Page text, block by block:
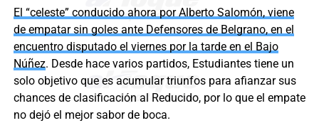
El “celeste” conducido ahora por Alberto Salomón, viene
de empatar sin goles ante Defensores de Belgrano, en el
encuentro disputado el viernes por la tarde en el Bajo
Núñez. Desde hace varios partidos, Estudiantes tiene un
solo objetivo que es acumular triunfos para afianzar sus
chances de clasificación al Reducido, por lo que el empate
no dejó el mejor sabor de boca.